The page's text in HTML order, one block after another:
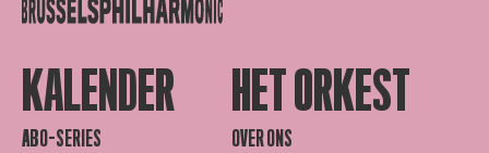
KALENDER
ABO-SERIES
HET ORKEST
OVER ONS